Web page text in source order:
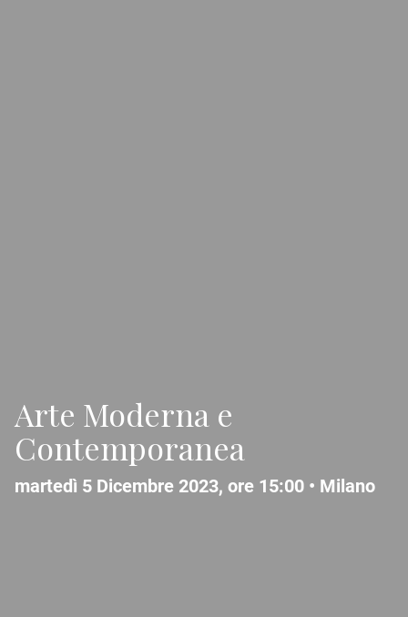
Arte Moderna e
Contemporanea
martedì 5 Dicembre 2023, ore 15:00 • Milano